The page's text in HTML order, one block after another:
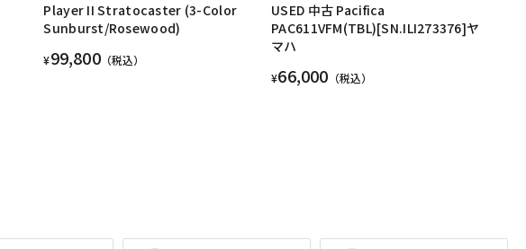
Player II Stratocaster (3-Color
Sunburst/Rosewood)
¥99,800（税込）
USED 中古 Pacifica
PAC611VFM(TBL)[SN.ILI273376]ヤ
マハ
¥66,000 （税込）